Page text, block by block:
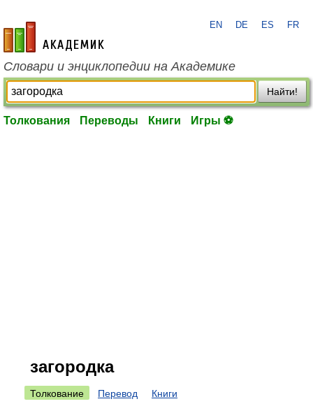
academic.ru
EN DE ES FR
Словари и энциклопедии на Академике
Найти!
Толкования Переводы Книги Игры ⚽
загородка
Толкование Перевод Книги